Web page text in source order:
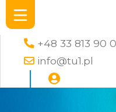
+48 33 813 90
info@tu1.pl